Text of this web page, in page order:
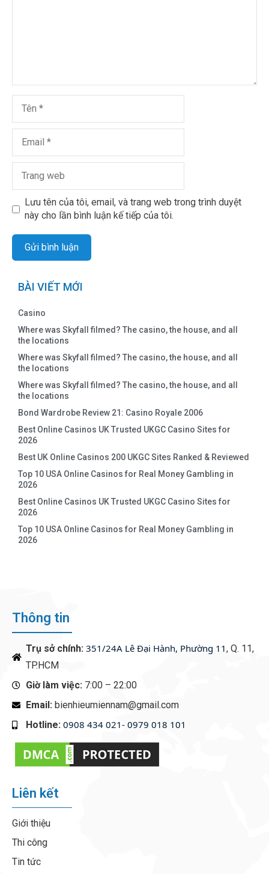
Lưu tên của tôi, email, và trang web trong trình duyệt
này cho lần bình luận kế tiếp của tôi.
BÀI VIẾT MỚI
Casino
Where was Skyfall filmed? The casino, the house, and all
the locations
Where was Skyfall filmed? The casino, the house, and all
the locations
Where was Skyfall filmed? The casino, the house, and all
the locations
Bond Wardrobe Review 21: Casino Royale 2006
Best Online Casinos UK Trusted UKGC Casino Sites for
2026
Best UK Online Casinos 200 UKGC Sites Ranked & Reviewed
Top 10 USA Online Casinos for Real Money Gambling in
2026
Best Online Casinos UK Trusted UKGC Casino Sites for
2026
Top 10 USA Online Casinos for Real Money Gambling in
2026
Thông tin
Trụ sở chính: 351/24A Lê Đại Hành, Phường 11, Q. 11,
TP.HCM
Giờ làm việc: 7:00 – 22:00
Email: bienhieumiennam@gmail.com
Hotline: 0908 434 021- 0979 018 101
Liên kết
Giới thiệu
Thi công
Tin tức